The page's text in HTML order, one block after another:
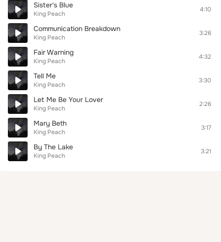
Sister's Blue
King Peach
4:10
Communication Breakdown
King Peach
3:26
Fair Warning
King Peach
4:32
Tell Me
King Peach
3:30
Let Me Be Your Lover
King Peach
2:26
Mary Beth
King Peach
3:17
By The Lake
King Peach
3:21